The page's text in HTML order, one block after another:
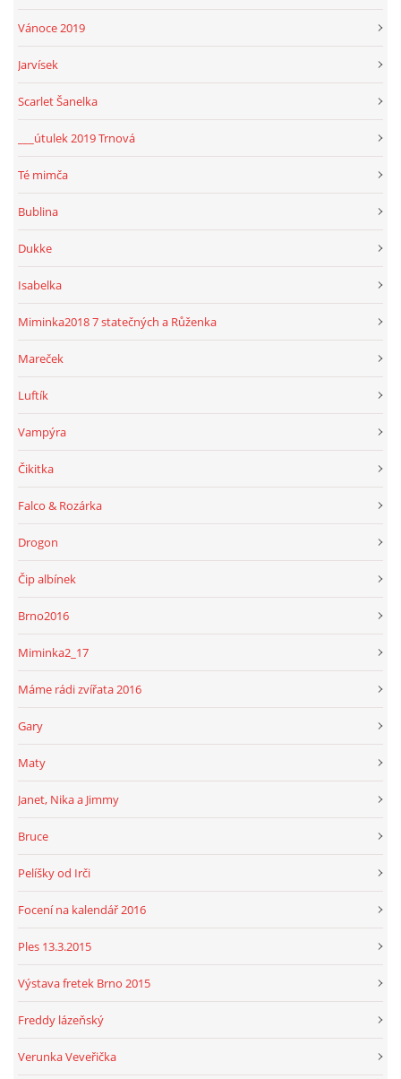
Vánoce 2019
Jarvísek
Scarlet Šanelka
___útulek 2019 Trnová
Té mimča
Bublina
Dukke
Isabelka
Miminka2018 7 statečných a Růženka
Mareček
Luftík
Vampýra
Čikitka
Falco & Rozárka
Drogon
Čip albínek
Brno2016
Miminka2_17
Máme rádi zvířata 2016
Gary
Maty
Janet, Nika a Jimmy
Bruce
Pelíšky od Irči
Focení na kalendář 2016
Ples 13.3.2015
Výstava fretek Brno 2015
Freddy lázeňský
Verunka Veveřička